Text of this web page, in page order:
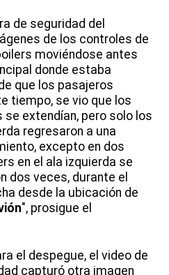
de seguridad del
de los controles de
moviéndose antes
donde estaba
que los pasajeros
tiempo, se vio que los
extendían, pero solo los
regresaron a una
excepto en dos
en el ala izquierda se
dos veces, durante el
desde la ubicación de
", prosigue el
el despegue, el video de
capturó otra imagen